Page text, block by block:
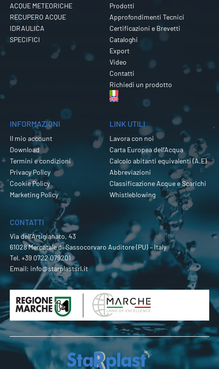
ACQUE METEORICHE
RECUPERO ACQUE
IDRAULICA
SPECIFICI
Prodotti
Approfondimenti Tecnici
Certificazioni e Brevetti
Cataloghi
Export
Video
Contatti
Richiedi un prodotto
INFORMAZIONI
Il mio account
Download
Termini e condizioni
Privacy Policy
Cookie Policy
Marketing Policy
LINK UTILI
Lavora con noi
Carta Europea dell’Acqua
Calcolo abitanti equivalenti (A.E)
Abbreviazioni
Classificazione Acque e Scarichi
Whistleblowing
CONTATTI
Via dell’Artigianato, 43
61028 Mercatale di Sassocorvaro Auditore (PU) – Italy
Tel. +39 0722 079201
Email: info@starplastsrl.it